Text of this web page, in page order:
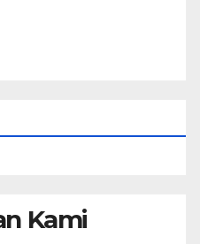
Kami